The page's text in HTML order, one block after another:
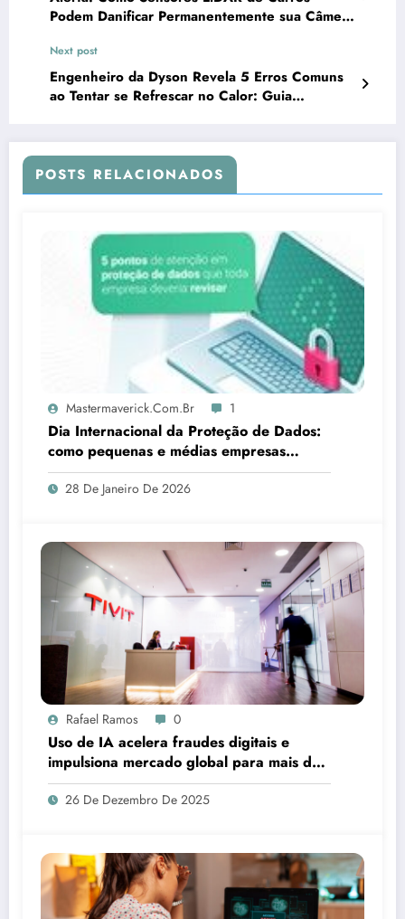
Podem Danificar Permanentemente sua Câmera
Next post
Engenheiro da Dyson Revela 5 Erros Comuns
ao Tentar se Refrescar no Calor: Guia
POSTS RELACIONADOS
Mastermaverick.com.br 1
Dia Internacional da Proteção de Dados:
como pequenas e médias empresas
devem lidar com a LGPD
28 De Janeiro De 2026
Rafael Ramos 0
Uso de IA acelera fraudes digitais e
impulsiona mercado global para mais de
US$ 200 bilhões
26 De Dezembro De 2025